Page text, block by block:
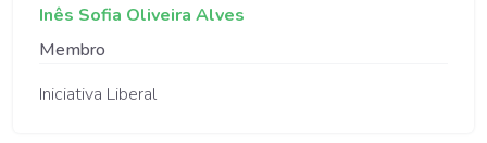
Inês Sofia Oliveira Alves
Membro
Iniciativa Liberal